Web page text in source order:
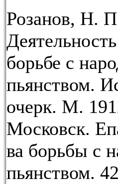
Розанов, Н.
борьбе с
пьянством.
очерк. М.
Московск.
ва борьбы с
пьянством.